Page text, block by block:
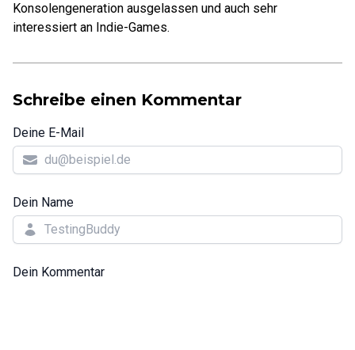
Konsolengeneration ausgelassen und auch sehr
interessiert an Indie-Games.
Schreibe einen Kommentar
Deine E-Mail
Dein Name
Dein Kommentar